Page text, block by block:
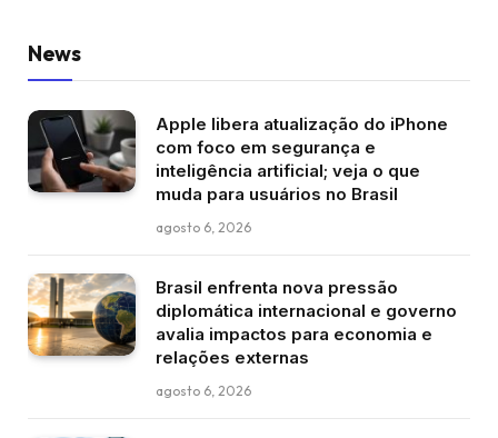
News
Apple libera atualização do iPhone
com foco em segurança e
inteligência artificial; veja o que
muda para usuários no Brasil
agosto 6, 2026
Brasil enfrenta nova pressão
diplomática internacional e governo
avalia impactos para economia e
relações externas
agosto 6, 2026